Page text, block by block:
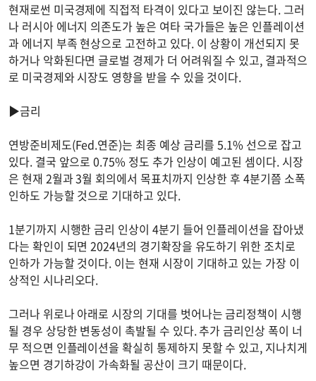
현재로썬 미국경제에 직접적 타격이 있다고 보이진 않는다. 그러
나 러시아 에너지 의존도가 높은 여타 국가들은 높은 인플레이션
과 에너지 부족 현상으로 고전하고 있다. 이 상황이 개선되지 못
하거나 악화된다면 글로벌 경제가 더 어려워질 수 있고, 결과적으
로 미국경제와 시장도 영향을 받을 수 있을 것이다.
▶금리
연방준비제도(Fed.연준)는 최종 예상 금리를 5.1% 선으로 잡고
있다. 결국 앞으로 0.75% 정도 추가 인상이 예고된 셈이다. 시장
은 현재 2월과 3월 회의에서 목표치까지 인상한 후 4분기쯤 소폭
인하도 가능할 것으로 기대하고 있다.
1분기까지 시행한 금리 인상이 4분기 들어 인플레이션을 잡아냈
다는 확인이 되면 2024년의 경기확장을 유도하기 위한 조치로
인하가 가능할 것이다. 이는 현재 시장이 기대하고 있는 가장 이
상적인 시나리오다.
그러나 위로나 아래로 시장의 기대를 벗어나는 금리정책이 시행
될 경우 상당한 변동성이 촉발될 수 있다. 추가 금리인상 폭이 너
무 적으면 인플레이션을 확실히 통제하지 못할 수 있고, 지나치게
높으면 경기하강이 가속화될 공산이 크기 때문이다.